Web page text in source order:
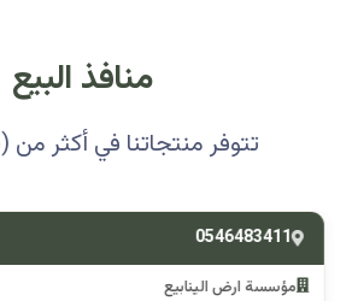
منافذ البيع
تتوفر منتجاتنا في أكثر من (16) مدينه
0546483411
مؤسسة ارض الينابيع